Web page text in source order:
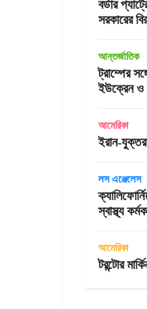
বর্ডার
সরকারের
আন্তর্জাতিক
ট্রাম্পের
ইউক্রেন ও
আমেরিকা
ইরান-
লস এঞ্জেলেস
স্বাস্থ্য
আমেরিকা
টরন্টোর